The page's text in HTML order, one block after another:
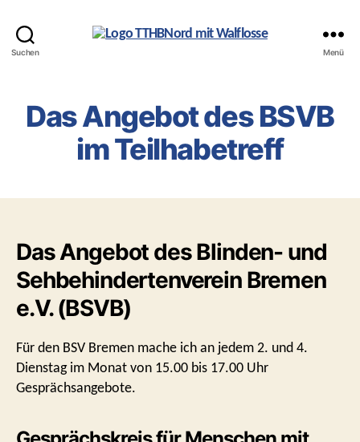
Suchen Menü
Das Angebot des BSVB
im Teilhabetreff
Das Angebot des Blinden- und
Sehbehindertenverein Bremen
e.V. (BSVB)
Für den BSV Bremen mache ich an jedem 2. und 4.
Dienstag im Monat von 15.00 bis 17.00 Uhr
Gesprächsangebote.